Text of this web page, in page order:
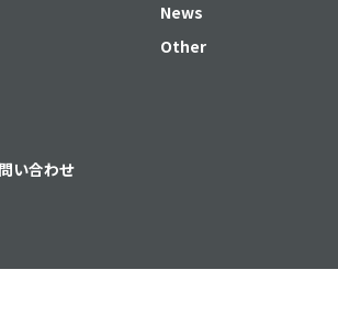
News
Other
い合わせ